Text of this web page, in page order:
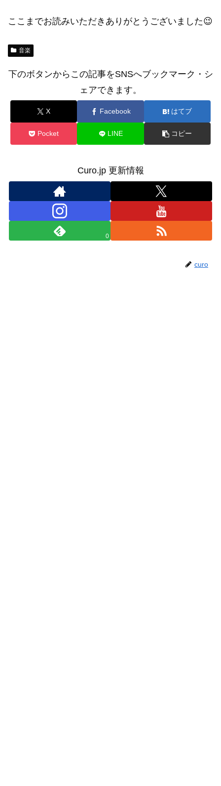
ここまでお読みいただきありがとうございました😉
音楽
下のボタンからこの記事をSNSへブックマーク・シ
ェアできます。
X Facebook はてブ
Pocket LINE コピー
Curo.jp 更新情報
0
curo